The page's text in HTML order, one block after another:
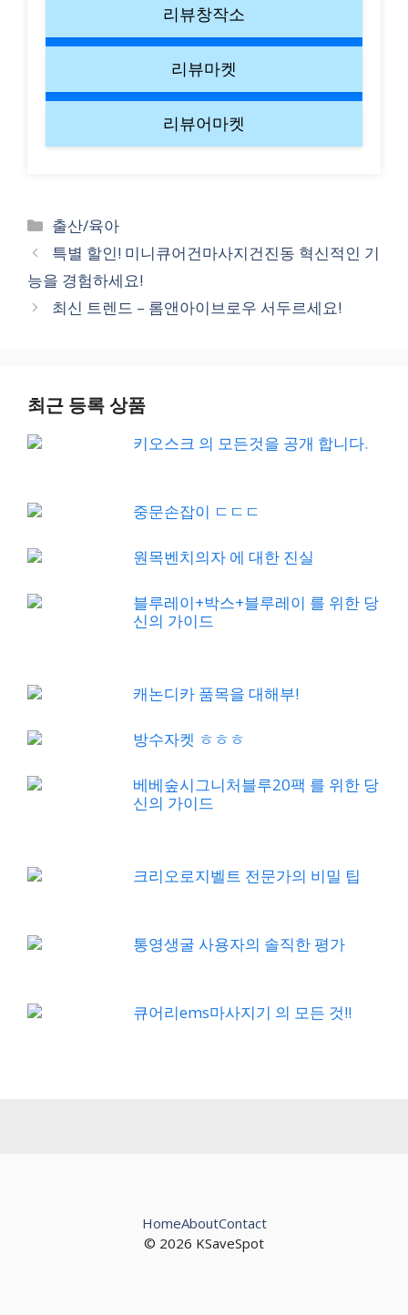
리뷰창작소
리뷰마켓
리뷰어마켓
Categories
출산/육아
특별 할인! 미니큐어건마사지건진동 혁신적인 기
능을 경험하세요!
최신 트렌드 – 롬앤아이브로우 서두르세요!
최근 등록 상품
키오스크 의 모든것을 공개 합니다.
중문손잡이 ㄷㄷㄷ
원목벤치의자 에 대한 진실
블루레이+박스+블루레이 를 위한 당
신의 가이드
캐논디카 품목을 대해부!
방수자켓 ㅎㅎㅎ
베베숲시그니처블루20팩 를 위한 당
신의 가이드
크리오로지벨트 전문가의 비밀 팁
통영생굴 사용자의 솔직한 평가
큐어리ems마사지기 의 모든 것!!
© 2026 KSaveSpot
HomeAboutContact